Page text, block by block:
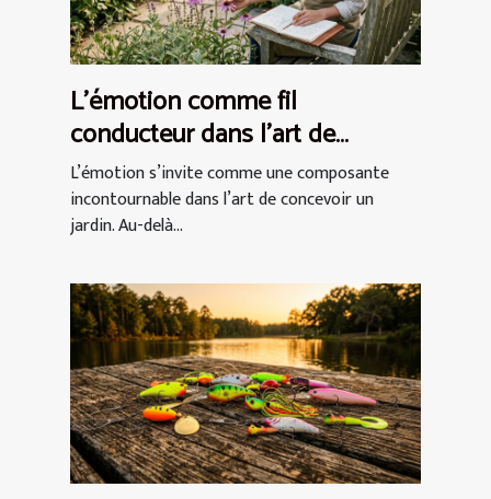
L’émotion comme fil
conducteur dans l’art de
concevoir un jardin
L’émotion s’invite comme une composante
incontournable dans l’art de concevoir un
jardin. Au-delà...